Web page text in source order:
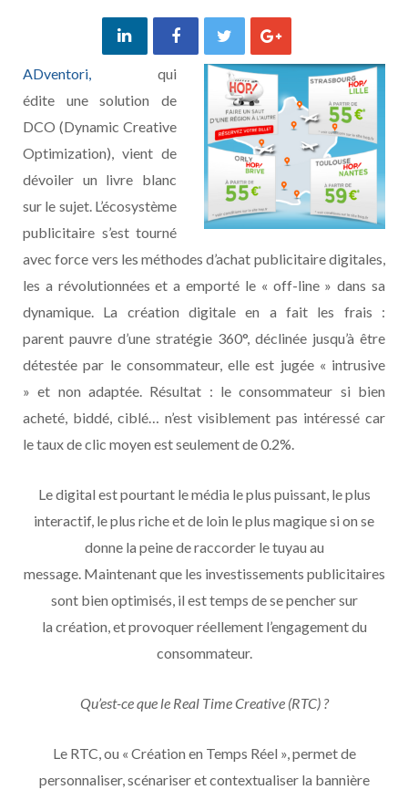
ADventori, qui
édite une solution de
DCO (Dynamic Creative
Optimization), vient de
dévoiler un livre blanc
sur le sujet. L’écosystème
publicitaire s’est tourné
avec force vers les méthodes d’achat publicitaire digitales,
les a révolutionnées et a emporté le « off-line » dans sa
dynamique. La création digitale en a fait les frais :
parent pauvre d’une stratégie 360°, déclinée jusqu’à être
détestée par le consommateur, elle est jugée « intrusive
» et non adaptée. Résultat : le consommateur si bien
acheté, biddé, ciblé… n’est visiblement pas intéressé car
le taux de clic moyen est seulement de 0.2%.
Le digital est pourtant le média le plus puissant, le plus
interactif, le plus riche et de loin le plus magique si on se
donne la peine de raccorder le tuyau au
message. Maintenant que les investissements publicitaires
sont bien optimisés, il est temps de se pencher sur
la création, et provoquer réellement l’engagement du
consommateur.
Qu’est-ce que le Real Time Creative (RTC) ?
Le RTC, ou « Création en Temps Réel », permet de
personnaliser, scénariser et contextualiser la bannière